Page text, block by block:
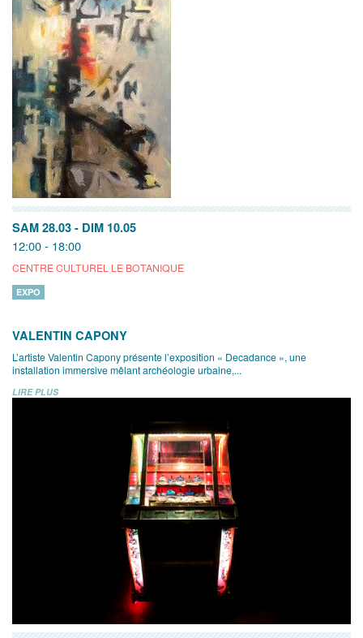
SAM 28.03 - DIM 10.05
12:00 - 18:00
CENTRE CULTUREL LE BOTANIQUE
EXPO
VALENTIN CAPONY
L’artiste Valentin Capony présente l’exposition « Decadance », une
installation immersive mêlant archéologie urbaine,...
LIRE PLUS